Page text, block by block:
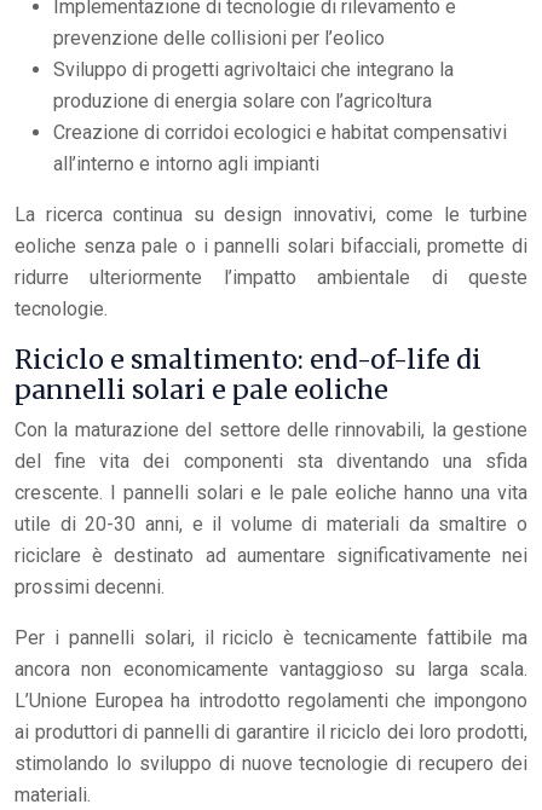
Implementazione di tecnologie di rilevamento e
prevenzione delle collisioni per l’eolico
Sviluppo di progetti agrivoltaici che integrano la
produzione di energia solare con l’agricoltura
Creazione di corridoi ecologici e habitat compensativi
all’interno e intorno agli impianti
La ricerca continua su design innovativi, come le turbine
eoliche senza pale o i pannelli solari bifacciali, promette di
ridurre ulteriormente l’impatto ambientale di queste
tecnologie.
Riciclo e smaltimento: end-of-life di
pannelli solari e pale eoliche
Con la maturazione del settore delle rinnovabili, la gestione
del fine vita dei componenti sta diventando una sfida
crescente. I pannelli solari e le pale eoliche hanno una vita
utile di 20-30 anni, e il volume di materiali da smaltire o
riciclare è destinato ad aumentare significativamente nei
prossimi decenni.
Per i pannelli solari, il riciclo è tecnicamente fattibile ma
ancora non economicamente vantaggioso su larga scala.
L’Unione Europea ha introdotto regolamenti che impongono
ai produttori di pannelli di garantire il riciclo dei loro prodotti,
stimolando lo sviluppo di nuove tecnologie di recupero dei
materiali.